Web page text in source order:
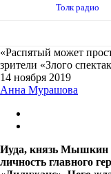
Толк радио
«Распятый может
зрители «Злого
14 ноября 2019
Анна Мурашова
Иуда, князь Мышкин
личность главного